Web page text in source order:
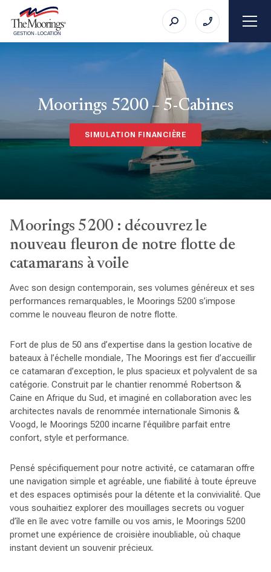
GESTION - LOCATION
Moorings 5200 – 5-Cabines
SIMULATION FINANCIÈRE
Moorings 5200 : découvrez le
nouveau fleuron de notre flotte de
catamarans à voile
Avec son design contemporain, ses volumes généreux et ses
performances remarquables, le Moorings 5200 s’impose
comme le nouveau fleuron de notre flotte.
Fort de plus de 50 ans d’expertise dans la gestion locative de
bateaux à l’échelle mondiale, The Moorings est fier d’accueillir
ce catamaran d’exception, le plus spacieux et polyvalent de sa
catégorie. Construit par le chantier renommé Robertson &
Caine en Afrique du Sud, et imaginé en collaboration avec les
architectes navals de renommée internationale Simonis &
Voogd, le Moorings 5200 incarne l’équilibre parfait entre
confort, style et performance.
Pensé spécifiquement pour notre activité, ce catamaran offre
une navigation simple et agréable, une fiabilité à toute épreuve
et des espaces optimisés pour la détente et la convivialité. Que
vous souhaitiez explorer des mouillages secrets ou voguer
d’île en île avec votre famille ou vos amis, le Moorings 5200
promet une expérience de croisière inoubliable, où chaque
instant devient un souvenir précieux.